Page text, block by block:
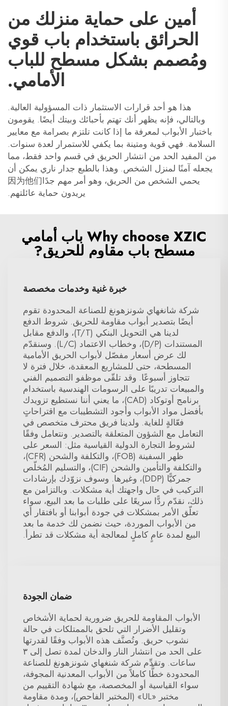
أمين على حماية منزلك من
الحرائق باستخدام باب قوي
ومُصمم بشكل مسطح للباب
الأمامي.
هذا هو أحد قرارات الاستثمار ذات المسؤولية العالية.
وبالتالي، فإنه يظهر أنك تهتم بأحبائك وبيتك أيضًا. يقومون
باختبار الأبواب لمعرفة ما إذا كانت تلتزم بصرامة مع معايير
السلامة. فهي قوية ومتينة بما يكفي للاستمرار لعدة سنوات.
من المفيد الحد من انتشار الحريق في قسم واحد فقط، مما
يجعله آمنًا لمنزل الشخص. وهذا بالطبع جدار ناري يمكن أن
يحمي الشخص من الحريق، وهو أمر مهم جدًا因为他们
يريدون حماية عائلتهم.
Why choose XZIC باب أمامي
مسطح باب مقاوم للحريق?
خبرة غنية وخدمات مخصصة
شركة شانغهاي شونزهونغ للصناعة المحدودة تقوم
أيضًا بتصدير أبواب مقاومة للحريق. شروط الدفع
لدينا هي التحويل البنكي (T/T)، والدفع مقابل
المستندات (D/P)، وخطاب الاعتماد (L/C). وسنقدّم
لك عرض أسعار مفصّل لأبواب الحريق الأمامية
المسطحة، حتى للمشاريع المعقدة، خلال فترة لا
تتجاوز أسبوعًا. وقد تلقّى موظفو التصميم الفني
والمبيعات تدريبًا على الرسومات الهندسية باستخدام
برنامج أوتوكاد (CAD)، ما يعني أننا نستطيع تزويدك
بأفضل مواد الأبواب وأجود التشطيبات مع اقتراحاتٍ
فعّالةٍ للغاية. ولدينا فريق محترف متخصص في
التعامل مع الشؤون المتعلقة بالتصدير. ونتعامل وفقًا
لشروط التجارة الدولية القياسية مثل: السعر على
ظهر السفينة (FOB)، والتكلفة والشحن (CFR)،
والتكلفة والتأمين والشحن (CIF)، والتسليم المُخلّص
جمركيًّا (DDP)، وغيرها. وسوف نزوّدك بإرشادات
التركيب في حال واجهتك أية مشكلات. وبالتزامن مع
ذلك، نقدّم ردًّا سريعًا على طلبات ما بعد البيع، سواء
تعلّق الأمر بمشكلات في جودة أبوابنا أو بافتقار أي
من الأبواب الموردة، حيث نضمن لك خدمة ما بعد
البيع لمدة عامٍ كاملٍ لمعالجة أية مشكلات قد تطرأ.
ضمان الجودة
الأبواب المقاومة للحريق ضرورية لحماية الأشخاص
وتقليل الأضرار التي تلحق بالممتلكات في حالة
نشوب حريق. وتُصنَّف هذه الأبواب وفقًا لقدرتها
على الحد من انتشار النار والدخان لمدة تصل إلى ٣
ساعات. وتقدِّم شركة شنغهاي شونزهونغ للصناعة
المحدودة خطًّا كاملاً من الأبواب المعدنية المجوفة،
سواء القياسية أو المخصصة، مع شهادة التقييم من
مختبر «UL» (المختبر الفاحص)، ومدة مقاومة